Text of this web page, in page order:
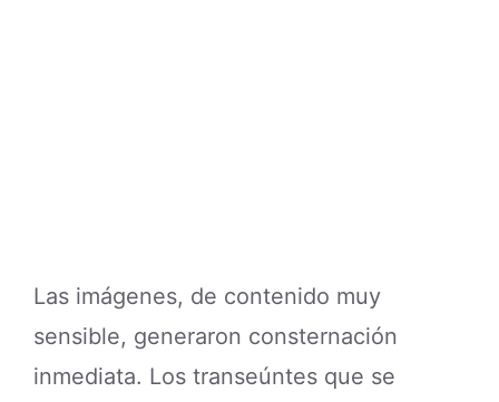
Las imágenes, de contenido muy
sensible, generaron consternación
inmediata. Los transeúntes que se